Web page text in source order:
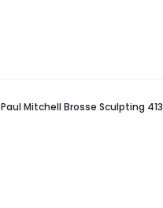
Paul Mitchell Brosse Sculpting 413